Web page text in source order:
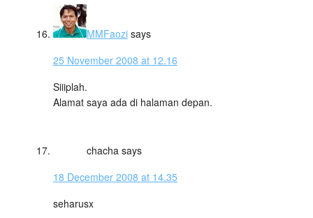
MMFaozi says
25 November 2008 at 12.16
Siiiplah.
Alamat saya ada di halaman depan.
chacha says
18 December 2008 at 14.35
seharusx